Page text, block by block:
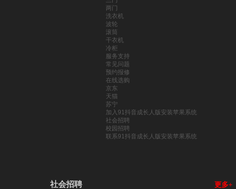
两门
洗衣机
波轮
滚筒
干衣机
冷柜
服务支持
常见问题
预约报修
在线选购
京东
天猫
苏宁
加入91抖音成长人版安装苹果系统
社会招聘
校园招聘
联系91抖音成长人版安装苹果系统
社会招聘 更多+